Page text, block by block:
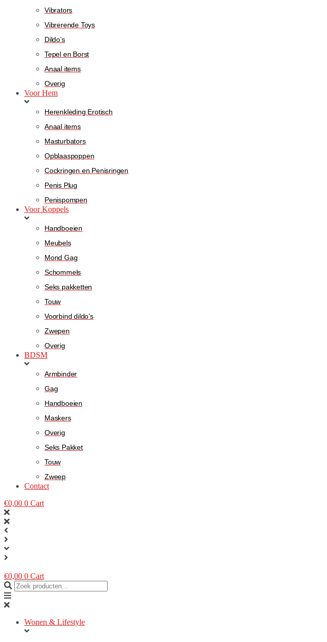
Vibrators
Vibrerende Toys
Dildo’s
Tepel en Borst
Anaal items
Overig
Voor Hem
Herenkleding Erotisch
Anaal items
Masturbators
Opblaaspoppen
Cockringen en Penisringen
Penis Plug
Penispompen
Voor Koppels
Handboeien
Meubels
Mond Gag
Schommels
Seks pakketten
Touw
Voorbind dildo’s
Zwepen
Overig
BDSM
Armbinder
Gag
Handboeien
Maskers
Overig
Seks Pakket
Touw
Zweep
Contact
€0,00 0 Cart
€0,00 0 Cart
Wonen & Lifestyle